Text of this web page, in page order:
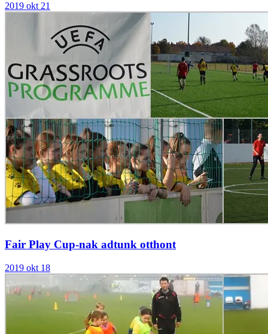
2019 okt 21
Fair Play Cup-nak adtunk otthont
2019 okt 18